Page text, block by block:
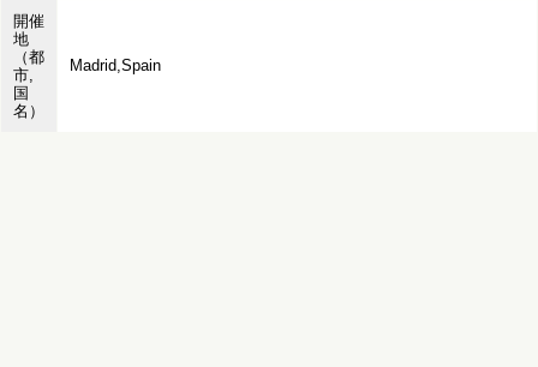
開催
地
（都
市,
国
名）
Madrid,Spain